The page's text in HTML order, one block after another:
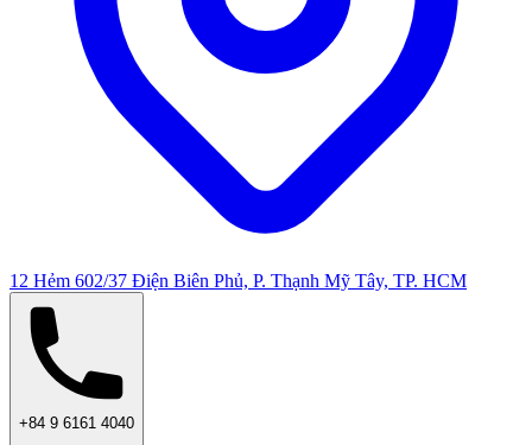
12 Hẻm 602/37 Điện Biên Phủ, P. Thạnh Mỹ Tây, TP. HCM
+84 9 6161 4040